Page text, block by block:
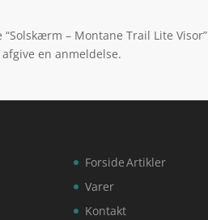
– Montane Trail Lite Visor”
en anmeldelse.
Forside
Varer
Kontakt
Artikler